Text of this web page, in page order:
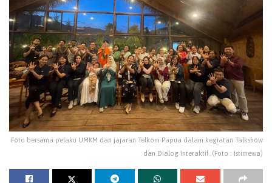
Foto bersama pelaku UMKM dan jajaran Telkom Papua dalam kegiatan Talkshow
dan Dialog Interaktif. (Foto : Istimewa)